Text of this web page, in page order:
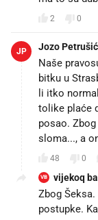
2 0
JP Jozo Petrušić
Naše
bitku u
li itko
tolike plaće
posao.
sloma..., a
48 0
VB vijekoq
Zbog
postupke.